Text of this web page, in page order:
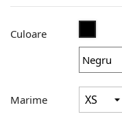
Culoare
Marime